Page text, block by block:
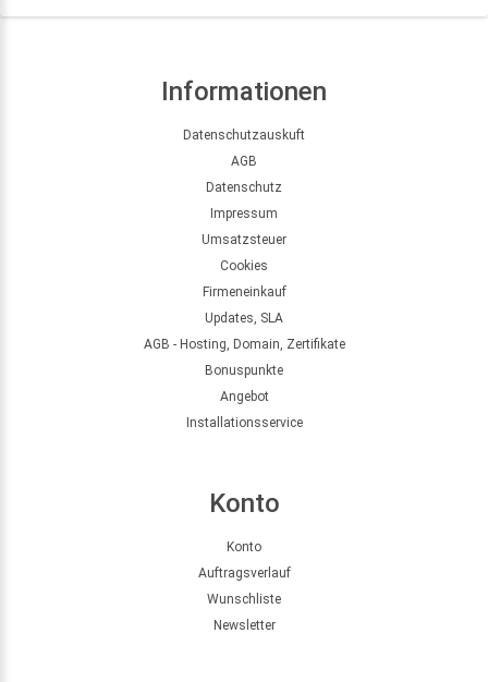
Informationen
Datenschutzauskuft
AGB
Datenschutz
Impressum
Umsatzsteuer
Cookies
Firmeneinkauf
Updates, SLA
AGB - Hosting, Domain, Zertifikate
Bonuspunkte
Angebot
Installationsservice
Konto
Konto
Auftragsverlauf
Wunschliste
Newsletter